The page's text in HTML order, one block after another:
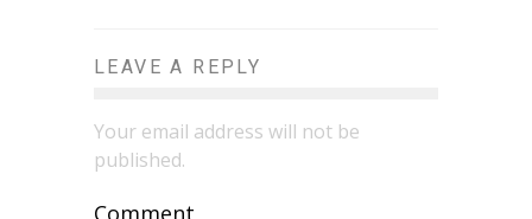
LEAVE A REPLY
Your email address will not be
published.
Comment